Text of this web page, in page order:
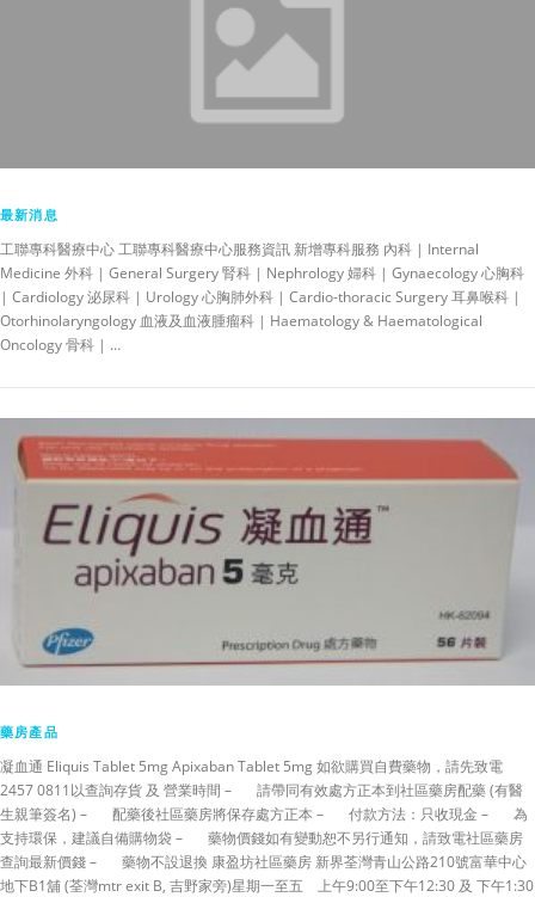
最新消息
工聯專科醫療中心 工聯專科醫療中心服務資訊 新增專科服務 內科 | Internal
Medicine 外科 | General Surgery 腎科 | Nephrology 婦科 | Gynaecology 心胸科
| Cardiology 泌尿科 | Urology 心胸肺外科 | Cardio-thoracic Surgery 耳鼻喉科 |
Otorhinolaryngology 血液及血液腫瘤科 | Haematology & Haematological
Oncology 骨科 | …
藥房產品
凝血通 Eliquis Tablet 5mg Apixaban Tablet 5mg 如欲購買自費藥物，請先致電
2457 0811以查詢存貨 及 營業時間 – 請帶同有效處方正本到社區藥房配藥 (有醫
生親筆簽名) – 配藥後社區藥房將保存處方正本 – 付款方法：只收現金 – 為
支持環保，建議自備購物袋 – 藥物價錢如有變動恕不另行通知，請致電社區藥房
查詢最新價錢 – 藥物不設退換 康盈坊社區藥房 新界荃灣青山公路210號富華中心
地下B1舖 (荃灣mtr exit B, 吉野家旁)星期一至五 上午9:00至下午12:30 及 下午1:30